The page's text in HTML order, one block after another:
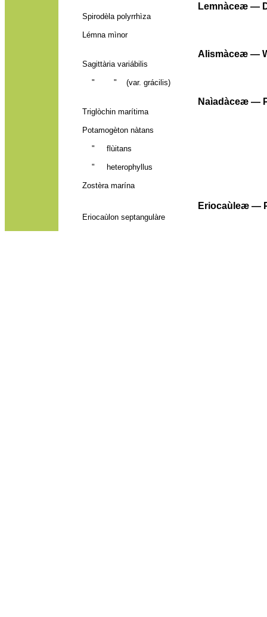
Lemnàceæ —
Spirodèla polyrrhìza
Lémna mìnor
Alismàceæ —
Sagittària variábilis
" " (var. grácilis)
Naìadàceæ —
Triglòchin marítima
Potamogèton nàtans
" flùitans
" heterophyllus
Zostèra marína
Eriocaùleæ —
Eriocaùlon septangulàre